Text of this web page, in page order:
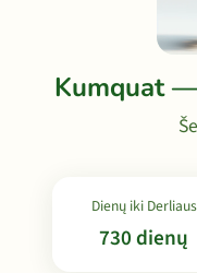
Kumquat
Dienų iki Derliaus
730 dienų